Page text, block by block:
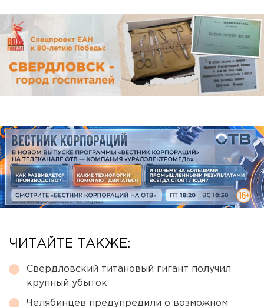
ЧИТАЙТЕ ТАКЖЕ:
Свердловский титановый гигант получил
крупный убыток
Челябинцев предупредили о возможном